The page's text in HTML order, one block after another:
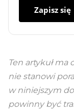
Zapisz się
Ten artykuł ma
nie stanowi
w niniejszym
powinny być